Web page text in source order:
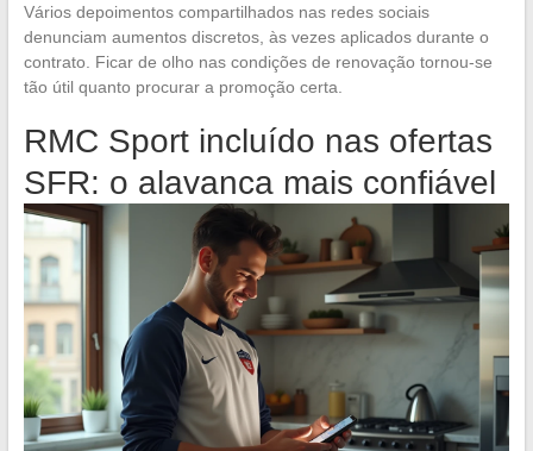
Vários depoimentos compartilhados nas redes sociais
denunciam aumentos discretos, às vezes aplicados durante o
contrato. Ficar de olho nas condições de renovação tornou-se
tão útil quanto procurar a promoção certa.
RMC Sport incluído nas ofertas
SFR: o alavanca mais confiável